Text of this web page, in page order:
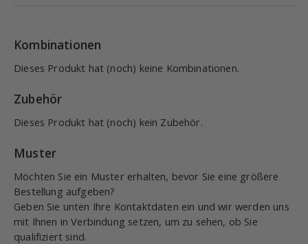
Kombinationen
Dieses Produkt hat (noch) keine Kombinationen.
Zubehör
Dieses Produkt hat (noch) kein Zubehör.
Muster
Möchten Sie ein Muster erhalten, bevor Sie eine größere
Bestellung aufgeben?
Geben Sie unten Ihre Kontaktdaten ein und wir werden uns
mit Ihnen in Verbindung setzen, um zu sehen, ob Sie
qualifiziert sind.